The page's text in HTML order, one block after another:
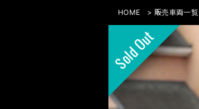
HOME > 販売車両一覧